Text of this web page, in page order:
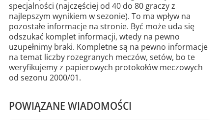
specjalności (najczęściej od 40 do 80 graczy z
najlepszym wynikiem w sezonie). To ma wpływ na
pozostałe informacje na stronie. Być może uda się
odszukać komplet informacji, wtedy na pewno
uzupełnimy braki. Kompletne są na pewno informacje
na temat liczby rozegranych meczów, setów, bo te
weryfikujemy z papierowych protokołów meczowych
od sezonu 2000/01.
POWIĄZANE WIADOMOŚCI